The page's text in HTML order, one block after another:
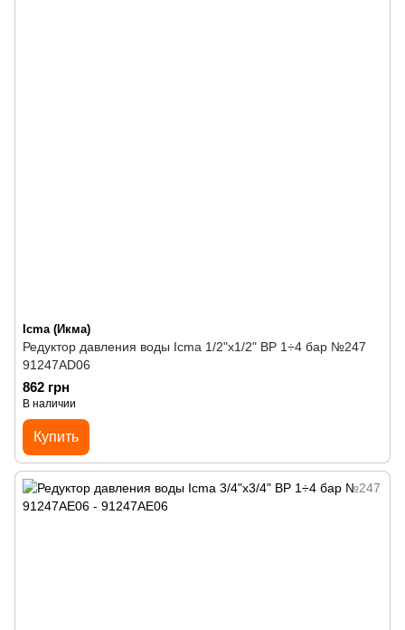
Icma (Икма)
Редуктор давления воды Icma 1/2"х1/2" ВР 1÷4 бар №247
91247AD06
862 грн
В наличии
Купить